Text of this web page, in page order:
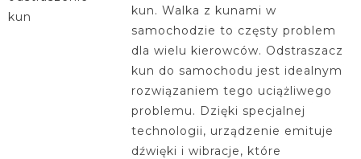
kun. Walka z kunami w
samochodzie to częsty problem
dla wielu kierowców. Odstraszacz
kun do samochodu jest idealnym
rozwiązaniem tego uciążliwego
problemu. Dzięki specjalnej
technologii, urządzenie emituje
dźwięki i wibracje, które